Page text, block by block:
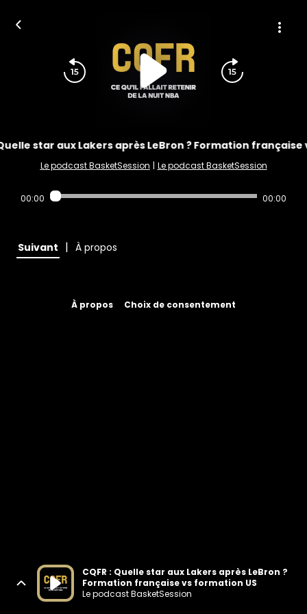
star aux Lakers après LeBron ? Formation française
Le podcast BasketSession | Le podcast BasketSession
00:00 00:00
Suivant | À propos
À propos Choix de consentement
CQFR : Quelle star aux Lakers après LeBron ?
Formation française vs formation US
Le podcast BasketSession